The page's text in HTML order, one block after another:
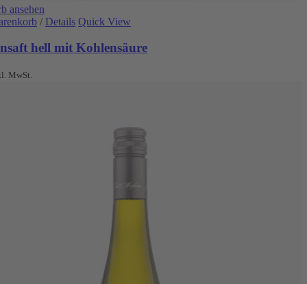
ansehen
/ Details Quick View
hell mit Kohlensäure
MwSt.